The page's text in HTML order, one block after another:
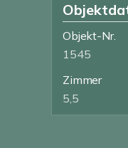
Objekt-Nr.
1545
Zimmer
5,5